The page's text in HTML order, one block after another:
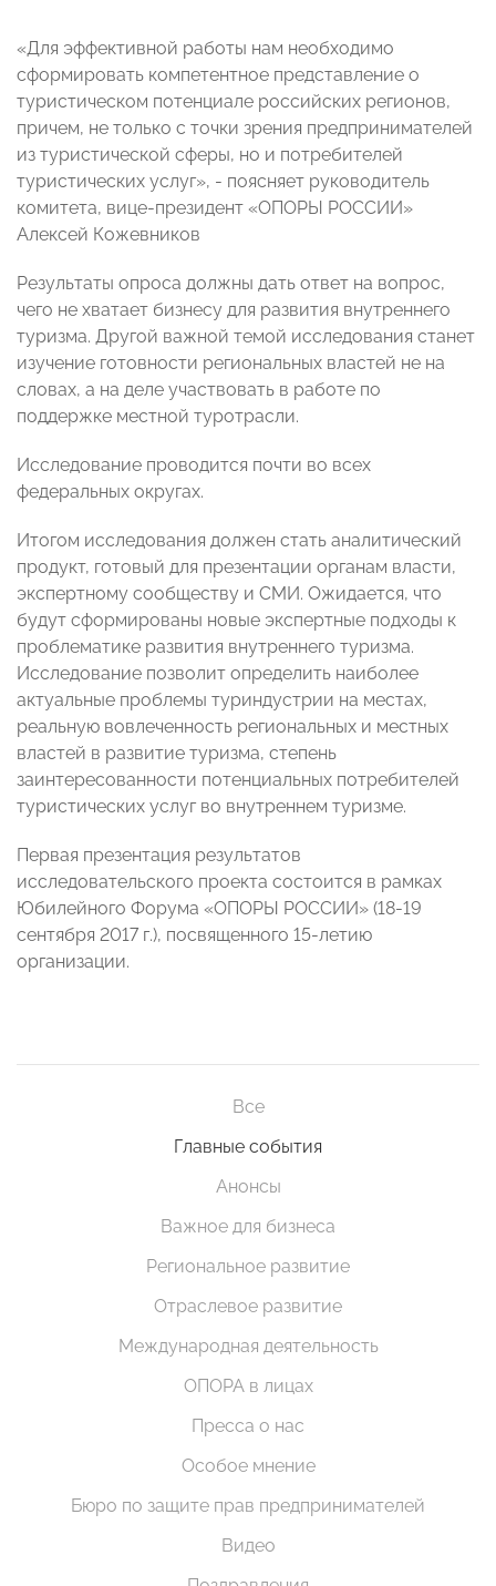
«Для эффективной работы нам необходимо
сформировать компетентное представление о
туристическом потенциале российских регионов,
причем, не только с точки зрения предпринимателей
из туристической сферы, но и потребителей
туристических услуг», - поясняет руководитель
комитета, вице-президент «ОПОРЫ РОССИИ»
Алексей Кожевников
Результаты опроса должны дать ответ на вопрос,
чего не хватает бизнесу для развития внутреннего
туризма. Другой важной темой исследования станет
изучение готовности региональных властей не на
словах, а на деле участвовать в работе по
поддержке местной туротрасли.
Исследование проводится почти во всех
федеральных округах.
Итогом исследования должен стать аналитический
продукт, готовый для презентации органам власти,
экспертному сообществу и СМИ. Ожидается, что
будут сформированы новые экспертные подходы к
проблематике развития внутреннего туризма.
Исследование позволит определить наиболее
актуальные проблемы туриндустрии на местах,
реальную вовлеченность региональных и местных
властей в развитие туризма, степень
заинтересованности потенциальных потребителей
туристических услуг во внутреннем туризме.
Первая презентация результатов
исследовательского проекта состоится в рамках
Юбилейного Форума «ОПОРЫ РОССИИ» (18-19
сентября 2017 г.), посвященного 15-летию
организации.
Все
Главные события
Анонсы
Важное для бизнеса
Региональное развитие
Отраслевое развитие
Международная деятельность
ОПОРА в лицах
Пресса о нас
Особое мнение
Бюро по защите прав предпринимателей
Видео